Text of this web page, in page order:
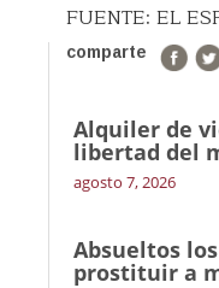
FUENTE: EL
comparte
Alquiler de
libertad del
agosto 7, 2026
Absueltos
prostituir a